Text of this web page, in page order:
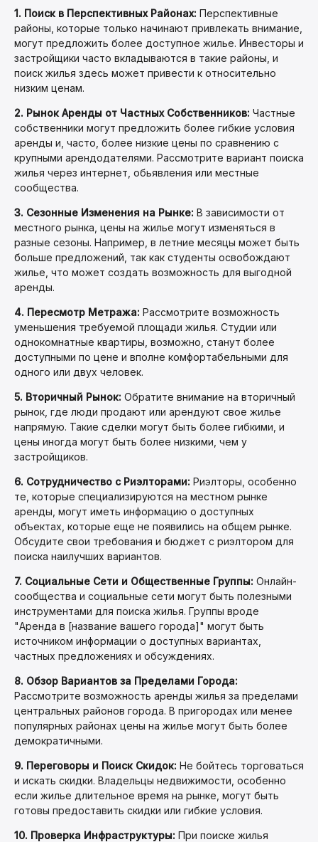
1. Поиск в Перспективных Районах: Перспективные
районы, которые только начинают привлекать внимание,
могут предложить более доступное жилье. Инвесторы и
застройщики часто вкладываются в такие районы, и
поиск жилья здесь может привести к относительно
низким ценам.
2. Рынок Аренды от Частных Собственников: Частные
собственники могут предложить более гибкие условия
аренды и, часто, более низкие цены по сравнению с
крупными арендодателями. Рассмотрите вариант поиска
жилья через интернет, обьявления или местные
сообщества.
3. Сезонные Изменения на Рынке: В зависимости от
местного рынка, цены на жилье могут изменяться в
разные сезоны. Например, в летние месяцы может быть
больше предложений, так как студенты освобождают
жилье, что может создать возможность для выгодной
аренды.
4. Пересмотр Метража: Рассмотрите возможность
уменьшения требуемой площади жилья. Студии или
однокомнатные квартиры, возможно, станут более
доступными по цене и вполне комфортабельными для
одного или двух человек.
5. Вторичный Рынок: Обратите внимание на вторичный
рынок, где люди продают или арендуют свое жилье
напрямую. Такие сделки могут быть более гибкими, и
цены иногда могут быть более низкими, чем у
застройщиков.
6. Сотрудничество с Риэлторами: Риэлторы, особенно
те, которые специализируются на местном рынке
аренды, могут иметь информацию о доступных
объектах, которые еще не появились на общем рынке.
Обсудите свои требования и бюджет с риэлтором для
поиска наилучших вариантов.
7. Социальные Сети и Общественные Группы: Онлайн-
сообщества и социальные сети могут быть полезными
инструментами для поиска жилья. Группы вроде
"Аренда в [название вашего города]" могут быть
источником информации о доступных вариантах,
частных предложениях и обсуждениях.
8. Обзор Вариантов за Пределами Города:
Рассмотрите возможность аренды жилья за пределами
центральных районов города. В пригородах или менее
популярных районах цены на жилье могут быть более
демократичными.
9. Переговоры и Поиск Скидок: Не бойтесь торговаться
и искать скидки. Владельцы недвижимости, особенно
если жилье длительное время на рынке, могут быть
готовы предоставить скидки или гибкие условия.
10. Проверка Инфраструктуры: При поиске жилья